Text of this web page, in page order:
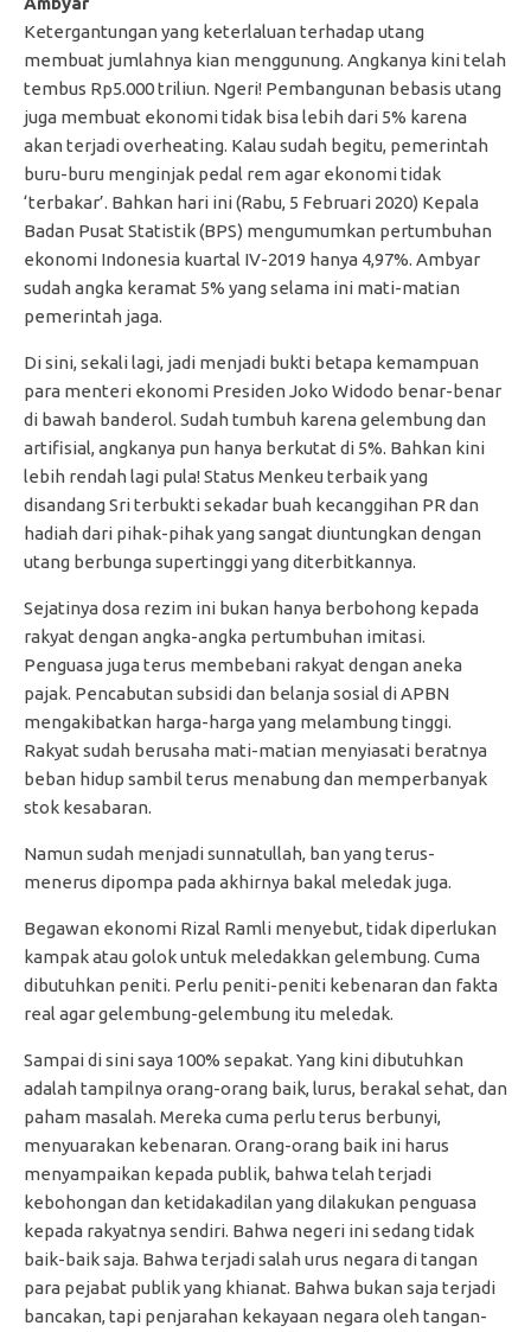
Ketergantungan yang keterlaluan terhadap utang
membuat jumlahnya kian menggunung. Angkanya kini telah
tembus Rp5.000 triliun. Ngeri! Pembangunan bebasis utang
juga membuat ekonomi tidak bisa lebih dari 5% karena
akan terjadi overheating. Kalau sudah begitu, pemerintah
buru-buru menginjak pedal rem agar ekonomi tidak
‘terbakar’. Bahkan hari ini (Rabu, 5 Februari 2020) Kepala
Badan Pusat Statistik (BPS) mengumumkan pertumbuhan
ekonomi Indonesia kuartal IV-2019 hanya 4,97%. Ambyar
sudah angka keramat 5% yang selama ini mati-matian
pemerintah jaga.
Di sini, sekali lagi, jadi menjadi bukti betapa kemampuan
para menteri ekonomi Presiden Joko Widodo benar-benar
di bawah banderol. Sudah tumbuh karena gelembung dan
artifisial, angkanya pun hanya berkutat di 5%. Bahkan kini
lebih rendah lagi pula! Status Menkeu terbaik yang
disandang Sri terbukti sekadar buah kecanggihan PR dan
hadiah dari pihak-pihak yang sangat diuntungkan dengan
utang berbunga supertinggi yang diterbitkannya.
Sejatinya dosa rezim ini bukan hanya berbohong kepada
rakyat dengan angka-angka pertumbuhan imitasi.
Penguasa juga terus membebani rakyat dengan aneka
pajak. Pencabutan subsidi dan belanja sosial di APBN
mengakibatkan harga-harga yang melambung tinggi.
Rakyat sudah berusaha mati-matian menyiasati beratnya
beban hidup sambil terus menabung dan memperbanyak
stok kesabaran.
Namun sudah menjadi sunnatullah, ban yang terus-
menerus dipompa pada akhirnya bakal meledak juga.
Begawan ekonomi Rizal Ramli menyebut, tidak diperlukan
kampak atau golok untuk meledakkan gelembung. Cuma
dibutuhkan peniti. Perlu peniti-peniti kebenaran dan fakta
real agar gelembung-gelembung itu meledak.
Sampai di sini saya 100% sepakat. Yang kini dibutuhkan
adalah tampilnya orang-orang baik, lurus, berakal sehat, dan
paham masalah. Mereka cuma perlu terus berbunyi,
menyuarakan kebenaran. Orang-orang baik ini harus
menyampaikan kepada publik, bahwa telah terjadi
kebohongan dan ketidakadilan yang dilakukan penguasa
kepada rakyatnya sendiri. Bahwa negeri ini sedang tidak
baik-baik saja. Bahwa terjadi salah urus negara di tangan
para pejabat publik yang khianat. Bahwa bukan saja terjadi
bancakan, tapi penjarahan kekayaan negara oleh tangan-